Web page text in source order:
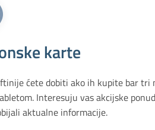
karte
ćete dobiti ako ih kupite bar tri
Interesuju vas akcijske
aktualne informacije.